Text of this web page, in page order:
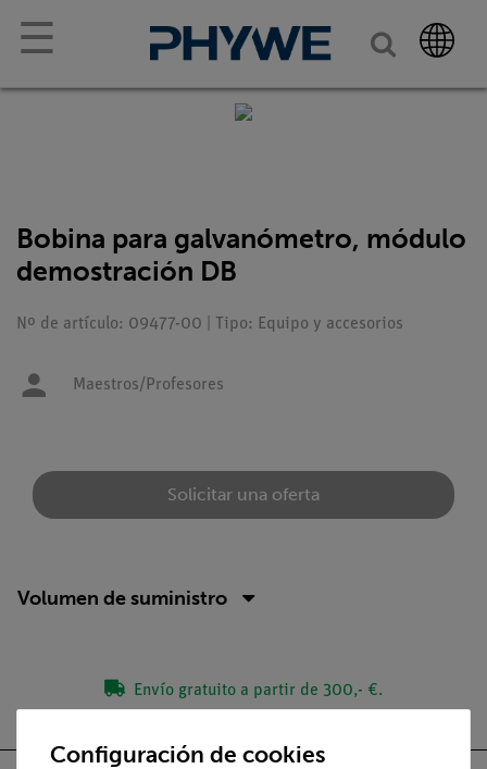
☰
Bobina para galvanómetro, módulo
demostración DB
Nº de artículo: 09477-00 | Tipo: Equipo y accesorios
Maestros/Profesores
Solicitar una oferta
Volumen de suministro
Envío gratuito a partir de 300,- €.
Configuración de cookies